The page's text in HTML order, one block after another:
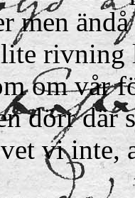
men
rivning
om vår
dörr där
vi inte,